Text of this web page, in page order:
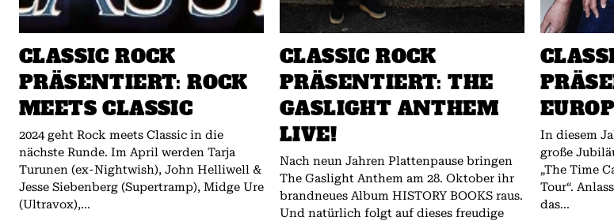
CLASSIC ROCK
PRÄSENTIERT: ROCK
MEETS CLASSIC
2024 geht Rock meets Classic in die
nächste Runde. Im April werden Tarja
Turunen (ex-Nightwish), John Helliwell &
Jesse Siebenberg (Supertramp), Midge Ure
(Ultravox),...
CLASSIC ROCK
PRÄSENTIERT: THE
GASLIGHT ANTHEM
LIVE!
Nach neun Jahren Plattenpause bringen
The Gaslight Anthem am 28. Oktober ihr
brandneues Album HISTORY BOOKS raus.
Und natürlich folgt auf dieses freudige
In diesem
große
„The Time
Tour“.
das...